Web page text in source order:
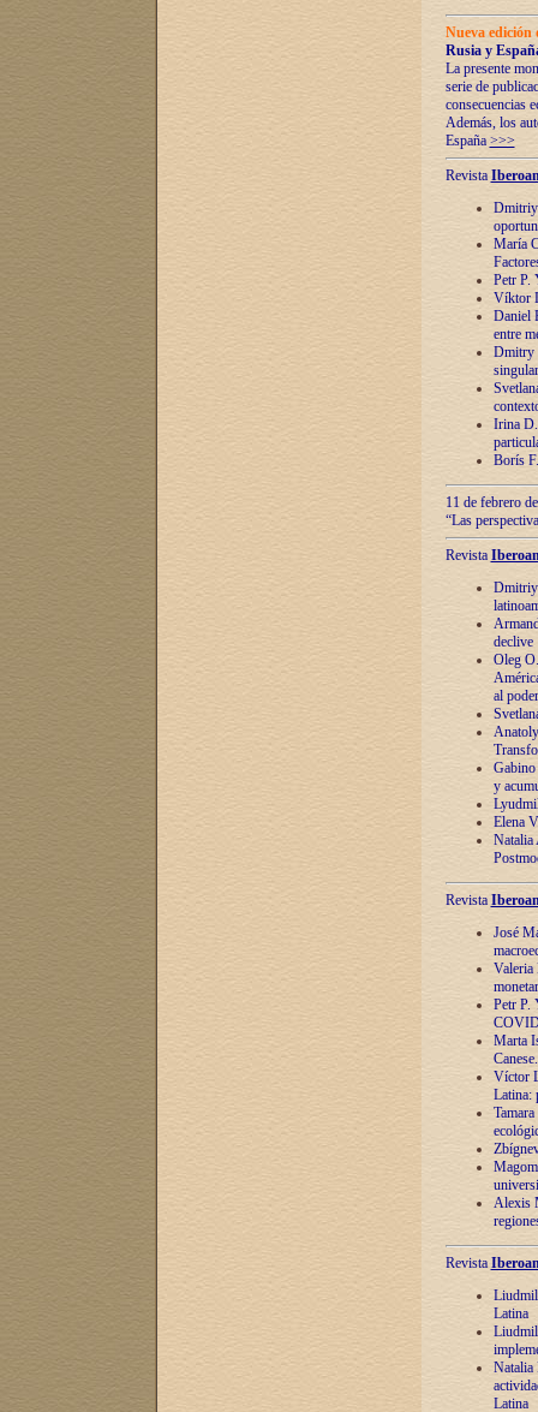
Nueva
Rusia y
La presente
serie de
consecuencias
Además, los
España >>>
Revista
Dmitriy
María
Petr P.
Víktor
Daniel
entre
Dmitry
Irina
Borís
11 de febrero
“Las
Revista
Dmitriy
declive
Oleg
al poder
y
Elena
Natalia
Revista
José
Valeria
Petr P.
Marta
Víctor
Latina:
Alexis
Revista
Latina
Natalia
Latina